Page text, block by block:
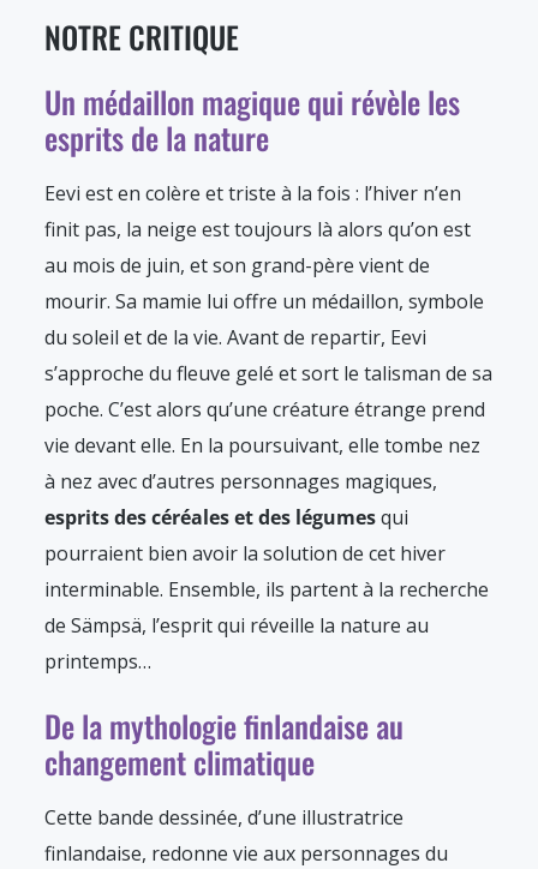
NOTRE CRITIQUE
Un médaillon magique qui révèle les
esprits de la nature
Eevi est en colère et triste à la fois : l’hiver n’en
finit pas, la neige est toujours là alors qu’on est
au mois de juin, et son grand-père vient de
mourir. Sa mamie lui offre un médaillon, symbole
du soleil et de la vie. Avant de repartir, Eevi
s’approche du fleuve gelé et sort le talisman de sa
poche. C’est alors qu’une créature étrange prend
vie devant elle. En la poursuivant, elle tombe nez
à nez avec d’autres personnages magiques,
esprits des céréales et des légumesqui
pourraient bien avoir la solution de cet hiver
interminable. Ensemble, ils partent à la recherche
de Sämpsä, l’esprit qui réveille la nature au
printemps…
De la mythologie finlandaise au
changement climatique
Cette bande dessinée, d’une illustratrice
finlandaise, redonne vie aux personnages du